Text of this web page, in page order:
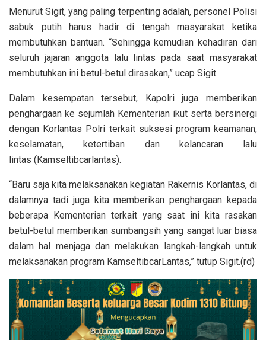
Menurut Sigit, yang paling terpenting adalah, personel Polisi
sabuk putih harus hadir di tengah masyarakat ketika
membutuhkan bantuan. “Sehingga kemudian kehadiran dari
seluruh jajaran anggota lalu lintas pada saat masyarakat
membutuhkan ini betul-betul dirasakan,” ucap Sigit.
Dalam kesempatan tersebut, Kapolri juga memberikan
penghargaan ke sejumlah Kementerian ikut serta bersinergi
dengan Korlantas Polri terkait suksesi program keamanan,
keselamatan, ketertiban dan kelancaran lalu
lintas (Kamseltibcarlantas).
“Baru saja kita melaksanakan kegiatan Rakernis Korlantas, di
dalamnya tadi juga kita memberikan penghargaan kepada
beberapa Kementerian terkait yang saat ini kita rasakan
betul-betul memberikan sumbangsih yang sangat luar biasa
dalam hal menjaga dan melakukan langkah-langkah untuk
melaksanakan program KamseltibcarLantas,” tutup Sigit.(rd)